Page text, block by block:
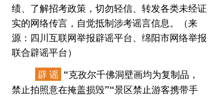
绩、了解招考政策，切勿轻信、转发各类未经证
实的网络传言，自觉抵制涉考谣言信息。（来
源：四川互联网举报辟谣平台、绵阳市网络举报
联合辟谣平台）
辟 谣 “克孜尔千佛洞壁画均为复制品，
禁止拍照意在掩盖损毁”“景区禁止游客携带手